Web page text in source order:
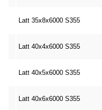
Latt 35x8x6000 S355
Latt 40x4x6000 S355
Latt 40x5x6000 S355
Latt 40x6x6000 S355